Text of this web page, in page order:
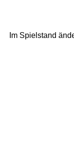
Im Spielstand